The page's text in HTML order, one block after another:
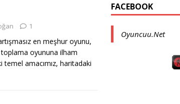
1
en meşhur oyunu,
toplama oyununa ilham
temel amacımız, haritadaki
FACEBOOK
Oyuncuu.Net